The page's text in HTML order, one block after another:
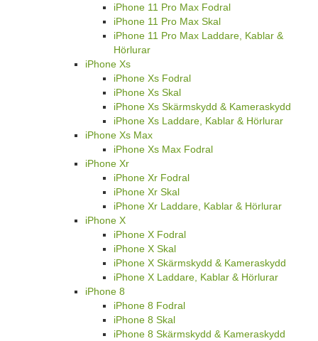
iPhone 11 Pro Max Fodral
iPhone 11 Pro Max Skal
iPhone 11 Pro Max Laddare, Kablar &
Hörlurar
iPhone Xs
iPhone Xs Fodral
iPhone Xs Skal
iPhone Xs Skärmskydd & Kameraskydd
iPhone Xs Laddare, Kablar & Hörlurar
iPhone Xs Max
iPhone Xs Max Fodral
iPhone Xr
iPhone Xr Fodral
iPhone Xr Skal
iPhone Xr Laddare, Kablar & Hörlurar
iPhone X
iPhone X Fodral
iPhone X Skal
iPhone X Skärmskydd & Kameraskydd
iPhone X Laddare, Kablar & Hörlurar
iPhone 8
iPhone 8 Fodral
iPhone 8 Skal
iPhone 8 Skärmskydd & Kameraskydd